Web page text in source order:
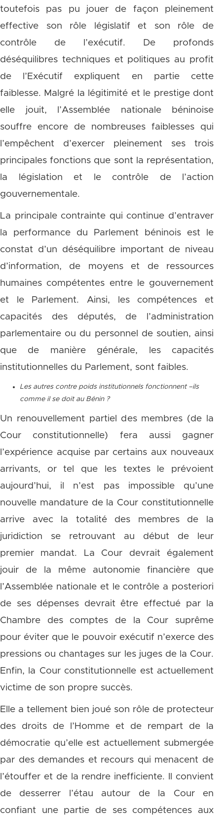
toutefois pas pu jouer de façon pleinement
effective son rôle législatif et son rôle de
contrôle de l’exécutif. De profonds
déséquilibres techniques et politiques au profit
de l’Exécutif expliquent en partie cette
faiblesse. Malgré la légitimité et le prestige dont
elle jouit, l’Assemblée nationale béninoise
souffre encore de nombreuses faiblesses qui
l’empêchent d’exercer pleinement ses trois
principales fonctions que sont la représentation,
la législation et le contrôle de l’action
gouvernementale.
La principale contrainte qui continue d’entraver
la performance du Parlement béninois est le
constat d’un déséquilibre important de niveau
d’information, de moyens et de ressources
humaines compétentes entre le gouvernement
et le Parlement. Ainsi, les compétences et
capacités des députés, de l’administration
parlementaire ou du personnel de soutien, ainsi
que de manière générale, les capacités
institutionnelles du Parlement, sont faibles.
Les autres contre poids institutionnels fonctionnent –ils
comme il se doit au Bénin ?
Un renouvellement partiel des membres (de la
Cour constitutionnelle) fera aussi gagner
l’expérience acquise par certains aux nouveaux
arrivants, or tel que les textes le prévoient
aujourd’hui, il n’est pas impossible qu’une
nouvelle mandature de la Cour constitutionnelle
arrive avec la totalité des membres de la
juridiction se retrouvant au début de leur
premier mandat. La Cour devrait également
jouir de la même autonomie financière que
l’Assemblée nationale et le contrôle a posteriori
de ses dépenses devrait être effectué par la
Chambre des comptes de la Cour suprême
pour éviter que le pouvoir exécutif n’exerce des
pressions ou chantages sur les juges de la Cour.
Enfin, la Cour constitutionnelle est actuellement
victime de son propre succès.
Elle a tellement bien joué son rôle de protecteur
des droits de l’Homme et de rempart de la
démocratie qu’elle est actuellement submergée
par des demandes et recours qui menacent de
l’étouffer et de la rendre inefficiente. Il convient
de desserrer l’étau autour de la Cour en
confiant une partie de ses compétences aux